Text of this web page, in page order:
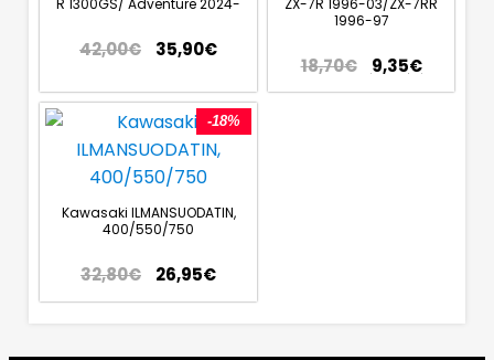
42,00€ 35,90€
1996-97
18,70€ 9,35€
-18%
Kawasaki ILMANSUODATIN,
400/550/750
32,80€ 26,95€